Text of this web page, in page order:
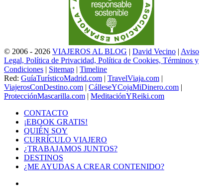
© 2006 - 2026 VIAJEROS AL BLOG | David Vecino | Aviso
Legal, Política de Privacidad, Política de Cookies, Términos y
Condiciones | Sitemap | Timeline
Red: GuíaTurísticoMadrid.com | TravelViaja.com |
ViajerosConDestino.com | CálleseYCojaMiDinero.com |
ProtecciónMascarilla.com | MeditaciónYReiki.com
CONTACTO
¡EBOOK GRATIS!
QUIÉN SOY
CURRÍCULO VIAJERO
¿TRABAJAMOS JUNTOS?
DESTINOS
¿ME AYUDAS A CREAR CONTENIDO?